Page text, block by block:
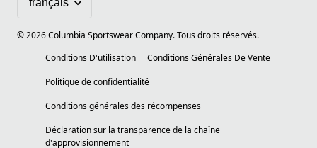
©2026Columbia Sportswear Company. Tous droits réservés.
Conditions D'utilisation
Conditions Générales De Vente
Politique de confidentialité
Conditions générales des récompenses
Déclaration sur la transparence de la chaîne
d'approvisionnement